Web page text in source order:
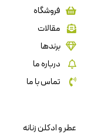
فروشگاه
مقالات
برندها
درباره ما
تماس با ما
عطر و ادکلن زنانه